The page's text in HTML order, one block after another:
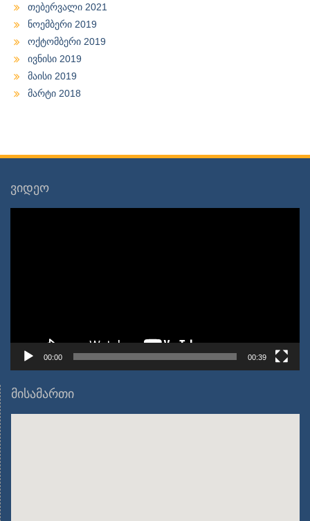
თებერვალი 2021
ნოემბერი 2019
ოქტომბერი 2019
ივნისი 2019
მაისი 2019
მარტი 2018
ვიდეო
00:00 00:39
მისამართი